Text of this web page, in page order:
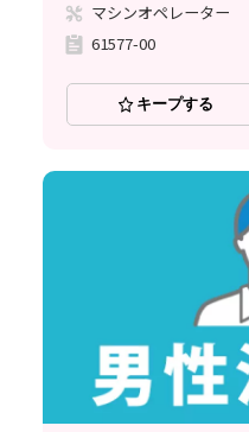
マシンオペレーター
61577-00
キープする